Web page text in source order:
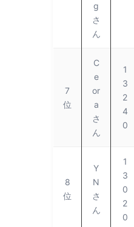
g
さ
ん
7
位
C
e
or
a
さ
ん
1
3
2
4
0
8
位
Y
N
さ
ん
1
3
0
2
0